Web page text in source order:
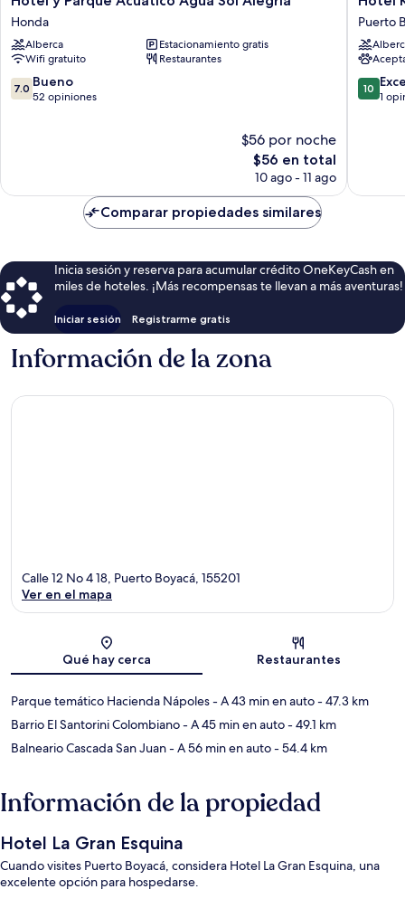
y
Parque
Acuatico
Agua
Sol
Alegría
Honda
Alberca
Estacionamiento gratis
Wifi gratuito
Restaurantes
7.0
de
7.0 Bueno
52 opiniones
$56 por noche
El
precio
es
$56 en total
10 ago - 11 ago
Kariary
Puerto
Boyacá
Puerto
10.0
de
10
1
Comparar propiedades similares
Inicia sesión y reserva para acumular crédito OneKeyCash en
miles de hoteles. ¡Más recompensas te llevan a más aventuras!
Iniciar sesión Registrarme gratis
Información de la zona
Sección del mapa
Calle 12 No 4 18, Puerto Boyacá, 155201
Ver en el mapa
Qué hay cerca Restaurantes
Parque temático Hacienda Nápoles- A 43 min en auto- 47.3 km
Barrio El Santorini Colombiano- A 45 min en auto- 49.1 km
Balneario Cascada San Juan- A 56 min en auto- 54.4 km
Información de la propiedad
Hotel La Gran Esquina
Cuando visites Puerto Boyacá, considera Hotel La Gran Esquina, una
excelente opción para hospedarse.